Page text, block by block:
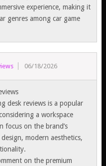
experience, making it
genres among car game
06/18/2026
desk reviews is a popular
a workspace
focus on the brand’s
modern aesthetics,
on the premium